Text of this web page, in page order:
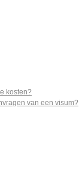
kosten?
van een visum?